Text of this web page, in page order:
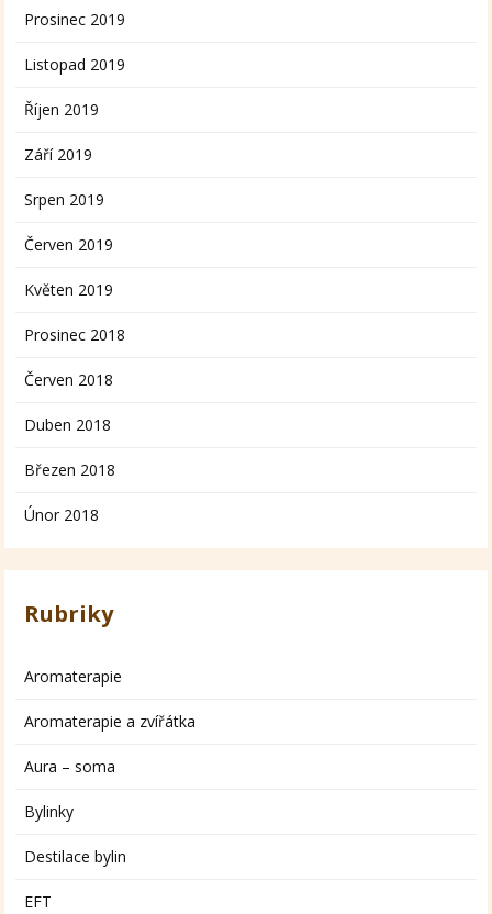
Prosinec 2019
Listopad 2019
Říjen 2019
Září 2019
Srpen 2019
Červen 2019
Květen 2019
Prosinec 2018
Červen 2018
Duben 2018
Březen 2018
Únor 2018
Rubriky
Aromaterapie
Aromaterapie a zvířátka
Aura – soma
Bylinky
Destilace bylin
EFT